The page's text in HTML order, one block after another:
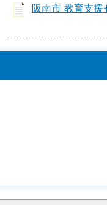
阪南市 教育支援